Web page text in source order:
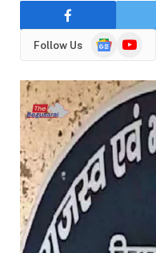
Follow Us
GoogleYouTube